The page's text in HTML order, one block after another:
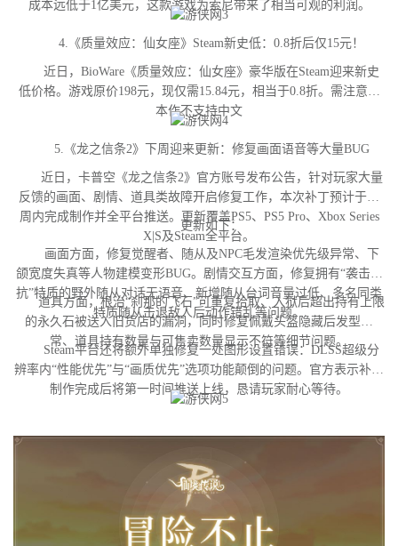
成本远低于1亿美元，这款游戏为索尼带来了相当可观的利润。
4.《质量效应：仙女座》Steam新史低：0.8折后仅15元！
近日，BioWare《质量效应：仙女座》豪华版在Steam迎来新史
低价格。游戏原价198元，现仅需15.84元，相当于0.8折。需注意，
本作不支持中文
5.《龙之信条2》下周迎来更新：修复画面语音等大量BUG
近日，卡普空《龙之信条2》官方账号发布公告，针对玩家大量
反馈的画面、剧情、道具类故障开启修复工作，本次补丁预计于下
周内完成制作并全平台推送。更新覆盖PS5、PS5 Pro、Xbox Series
X|S及Steam全平台。
更新如下：
画面方面，修复觉醒者、随从及NPC毛发渲染优先级异常、下
颌宽度失真等人物建模变形BUG。剧情交互方面，修复拥有“袭击对
抗”特质的野外随从对话无语音、新增随从台词音量过低、多名同类
特质随从击退敌人后动作错乱等问题。
道具方面，根治“刹那的飞石”可重复拾取、入狱后超出持有上限
的永久石被送入旧货店的漏洞，同时修复佩戴头盔隐藏后发型异
常、道具持有数量与可售卖数量显示不符等细节问题。
Steam平台还将额外单独修复一处图形设置错误：DLSS超级分
辨率内“性能优先”与“画质优先”选项功能颠倒的问题。官方表示补丁
制作完成后将第一时间推送上线，恳请玩家耐心等待。